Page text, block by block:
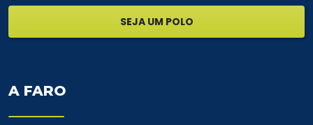
SEJA UM POLO
A FARO